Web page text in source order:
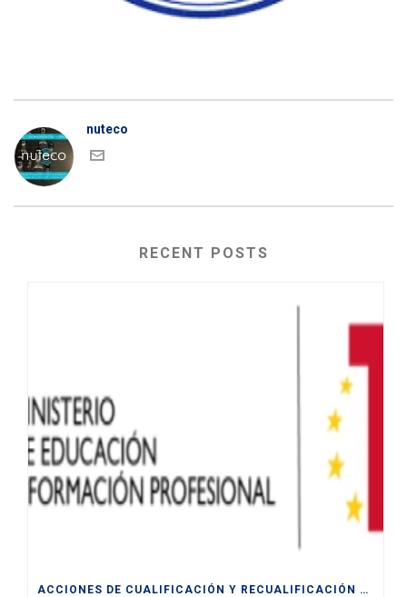
nuteco
RECENT POSTS
ACCIONES DE CUALIFICACIÓN Y RECUALIFICACIÓN DE POBLACIÓN ACTIVA.